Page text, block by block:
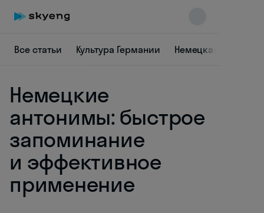
Все статьи Культура Германии Немецкая лексика
Немецкие
антонимы: быстрое
запоминание
и эффективное
применение
Skyeng Chat
online